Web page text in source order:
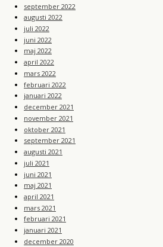
september 2022
augusti 2022
juli 2022
juni 2022
maj 2022
april 2022
mars 2022
februari 2022
januari 2022
december 2021
november 2021
oktober 2021
september 2021
augusti 2021
juli 2021
juni 2021
maj 2021
april 2021
mars 2021
februari 2021
januari 2021
december 2020